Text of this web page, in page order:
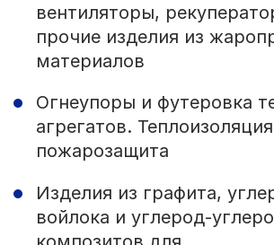
вентиляторы,
прочие изделия из
материалов
Огнеупоры и футеровка
агрегатов.
пожарозащита
Изделия из графита,
войлока и углерод-